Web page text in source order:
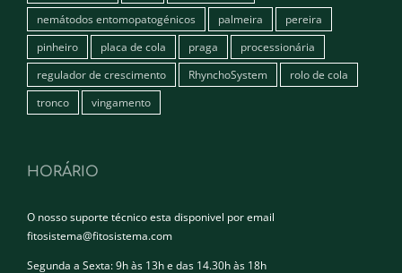
nemátodos entomopatogénicos
palmeira
pereira
pinheiro
placa de cola praga
processionária
regulador de crescimento
RhynchoSystem
rolo de cola
tronco
vingamento
HORÁRIO
O nosso suporte técnico esta disponivel por email
fitosistema@fitosistema.com
Segunda a Sexta: 9h às 13h e das 14.30h às 18h